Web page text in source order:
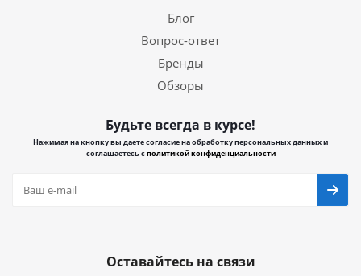
Блог
Вопрос-ответ
Бренды
Обзоры
Будьте всегда в курсе!
Нажимая на кнопку вы даете согласие на обработку персональных данных и
соглашаетесь сполитикой конфиденциальности
Оставайтесь на связи